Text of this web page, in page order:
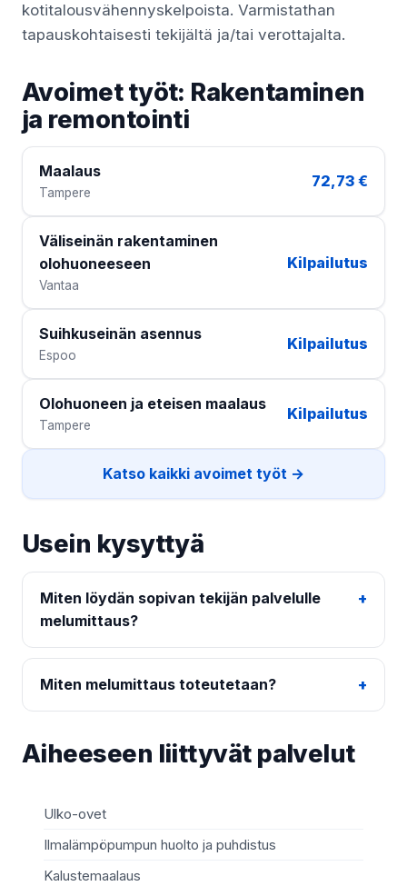
kotitalousvähennyskelpoista. Varmistathan
tapauskohtaisesti tekijältä ja/tai verottajalta.
Avoimet työt: Rakentaminen
ja remontointi
Maalaus
Tampere
72,73 €
Väliseinän rakentaminen
olohuoneeseen
Vantaa
Kilpailutus
Suihkuseinän asennus
Espoo
Kilpailutus
Olohuoneen ja eteisen maalaus
Tampere
Kilpailutus
Katso kaikki avoimet työt →
Usein kysyttyä
Miten löydän sopivan tekijän palvelulle
melumittaus?
Miten melumittaus toteutetaan?
Aiheeseen liittyvät palvelut
Ulko-ovet
Ilmalämpöpumpun huolto ja puhdistus
Kalustemaalaus